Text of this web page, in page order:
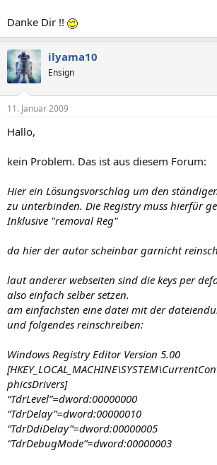
Danke Dir !!
ilyama10
Ensign
11. Januar 2009
Hallo,
kein Problem. Das ist aus diesem Forum:
Hier ein Lösungsvorschlag um den
zu unterbinden. Die Registry muss hierfür
Inklusive "removal Reg"
da hier der autor scheinbar garnicht
laut anderer webseiten sind die keys per
also einfach selber setzen.
am einfachsten eine datei mit der
und folgendes reinschreiben:
Windows Registry Editor Version 5.00
phicsDrivers]
“TdrLevel”=dword:00000000
“TdrDelay”=dword:00000010
“TdrDdiDelay”=dword:00000005
“TdrDebugMode”=dword:00000003